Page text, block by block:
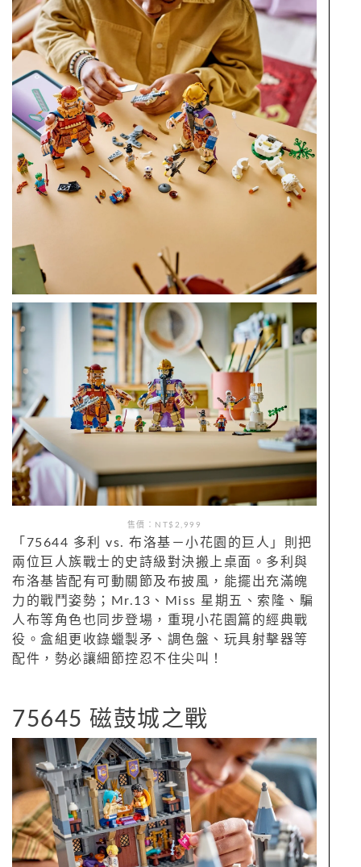
售價：NT$2,999
「75644 多利 vs. 布洛基－小花園的巨人」則把
兩位巨人族戰士的史詩級對決搬上桌面。多利與
布洛基皆配有可動關節及布披風，能擺出充滿魄
力的戰鬥姿勢；Mr.13、Miss 星期五、索隆、騙
人布等角色也同步登場，重現小花園篇的經典戰
役。盒組更收錄蠟製矛、調色盤、玩具射擊器等
配件，勢必讓細節控忍不住尖叫！
75645 磁鼓城之戰